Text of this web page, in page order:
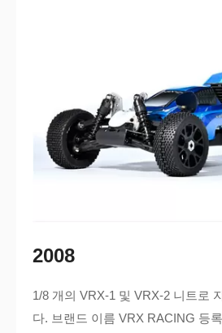
2008
1/8 개의 VRX-1 및 VRX-2 니트로
다. 브랜드 이름 VRX RACING 등